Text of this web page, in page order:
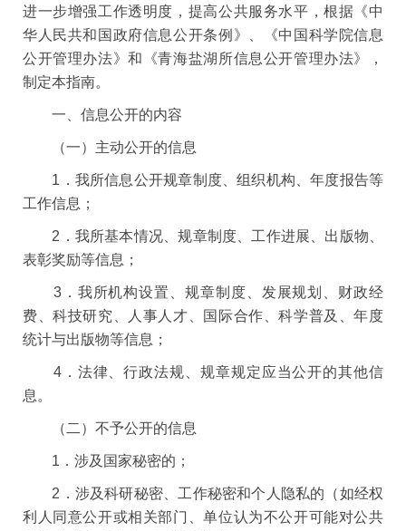
进一步增强工作透明度，提高公共服务水平，根据《中
华人民共和国政府信息公开条例》、《中国科学院信息
公开管理办法》和《青海盐湖所信息公开管理办法》，
制定本指南。
一、信息公开的内容
（一）主动公开的信息
1．我所信息公开规章制度、组织机构、年度报告等
工作信息；
2．我所基本情况、规章制度、工作进展、出版物、
表彰奖励等信息；
3．我所机构设置、规章制度、发展规划、财政经
费、科技研究、人事人才、国际合作、科学普及、年度
统计与出版物等信息；
4．法律、行政法规、规章规定应当公开的其他信
息。
（二）不予公开的信息
1．涉及国家秘密的；
2．涉及科研秘密、工作秘密和个人隐私的（如经权
利人同意公开或相关部门、单位认为不公开可能对公共